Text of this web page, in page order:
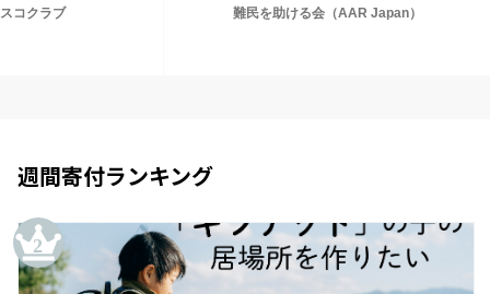
難民を助ける会（AAR Japan） タンザニア・ポレ
週間寄付ランキング